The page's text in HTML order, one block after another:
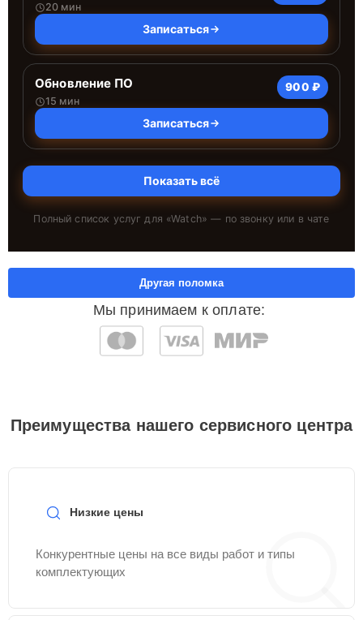
20 мин
Записаться
Обновление ПО
15 мин
900 ₽
Записаться
Показать всё
Полный список услуг для «Watch» — по звонку или в чате
Мы принимаем к оплате:
Другая поломка
Преимущества нашего сервисного центра
Низкие цены
Конкурентные цены на все виды работ и типы
комплектующих